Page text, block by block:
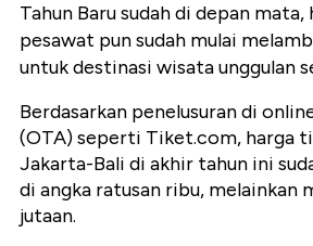
Tahun Baru sudah di depan
pesawat pun sudah mulai
untuk destinasi wisata unggulan
Berdasarkan penelusuran di
(OTA) seperti Tiket.com, harga
Jakarta-Bali di akhir tahun ini
di angka ratusan ribu, melainkan
jutaan.